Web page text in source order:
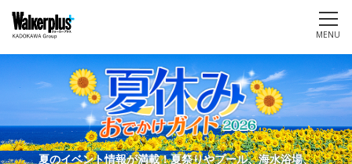
MENU
夏のイベント情報が満載！夏祭りやプール、海水浴場、